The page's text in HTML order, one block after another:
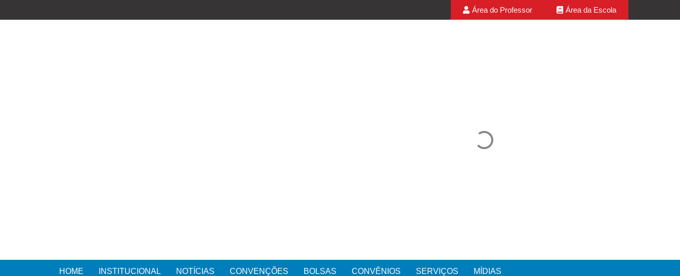
Área do Professor Área da Escola
HOME INSTITUCIONAL NOTÍCIAS CONVENÇÕES BOLSAS CONVÊNIOS SERVIÇOS MÍDIAS